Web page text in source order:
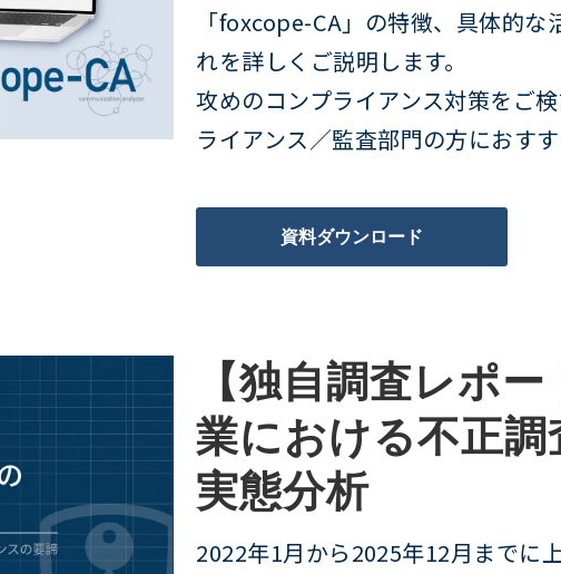
「foxcope-CA」の特徴、具体的
れを詳しくご説明します。
攻めのコンプライアンス対策をご
ライアンス／監査部門の方におすす
資料ダウンロード
【独自調査レポ
業における不正調
実態分析
2022年1月から2025年12月までに